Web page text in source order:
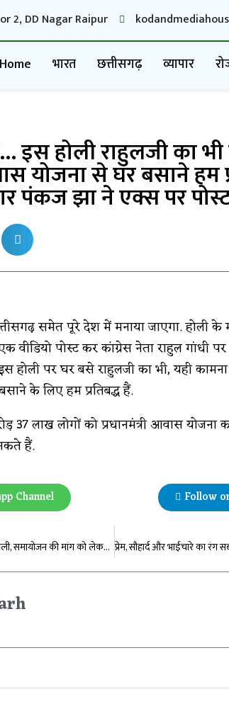
2, DD Nagar Raipur
Home भारत छत्तीसगढ़ व्यापार
इस होली राहुलजी का
योजना से घर बसाने हम
पंकज झा ने एक्स पर
समेत पूरे देश में मनाया जाएगा. होली
पोस्ट कर कांग्रेस नेता राहुल गांधी
होली पर घर बसे राहुलजी का भी, यही
के लिए हम प्रतिबद्ध हैं.
37 लाख लोगों को प्रधानमंत्री आवास
हैं.
Channel Follow
बेरंग रहेगा बर्खास्त सहायक शिक्षकों की होली, समायोजन की मांग को लेकर धरना जारी, कमेटी पर भी उठाए सवाल